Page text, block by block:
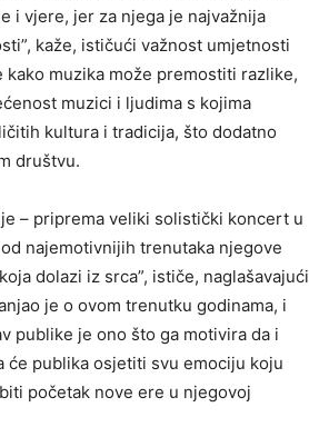
i vjere, jer za njega je najvažnija
kaže, ističući važnost umjetnosti
muzika može premostiti razlike,
muzici i ljudima s kojima
kultura i tradicija, što dodatno
društvu.
– priprema veliki solistički koncert u
najemotivnijih trenutaka njegove
dolazi iz srca”, ističe, naglašavajući
je o ovom trenutku godinama, i
publike je ono što ga motivira da i
će publika osjetiti svu emociju koju
početak nove ere u njegovoj